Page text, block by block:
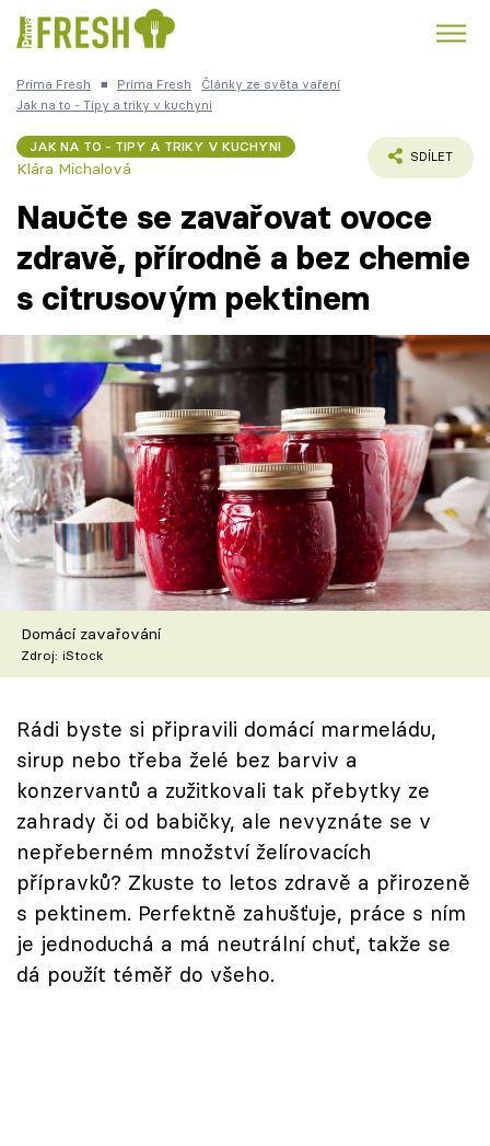
Trendy: Kuře Polévky k večeři
Česká kuchyně Čokoláda
Témata
Recepty
Články
TV Program
Škola vaření
Recepty z TV
Speciál: Cuketa
Těhotnej kuchař
Sledujte prima+
Přihlášení
Sledujte nás
Prima Fresh ■ Prima Fresh
Články ze světa vaření
Jak na to - Tipy a triky v kuchyni
JAK NA TO - TIPY A TRIKY V KUCHYNI
Klára Michalová
SDÍLET
Naučte se zavařovat ovoce
zdravě, přírodně a bez chemie
s citrusovým pektinem
Domácí zavařování
Zdroj: iStock
Rádi byste si připravili domácí marmeládu,
sirup nebo třeba želé bez barviv a
konzervantů a zužitkovali tak přebytky ze
zahrady či od babičky, ale nevyznáte se v
nepřeberném množství želírovacích
přípravků? Zkuste to letos zdravě a přirozeně
s pektinem. Perfektně zahušťuje, práce s ním
je jednoduchá a má neutrální chuť, takže se
dá použít téměř do všeho.